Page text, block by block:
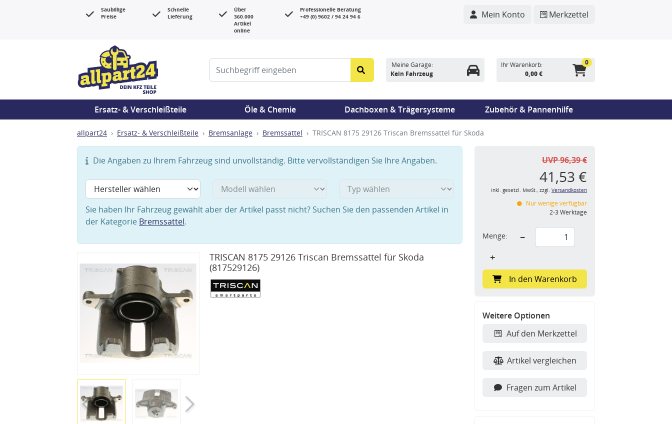
Saubillige
Preise
Schnelle
Lieferung
Über
360.000
Artikel
online
Professionelle Beratung
+49 (0) 9602 / 94 24 94 6
Mein Konto Merkzettel
Meine Garage:
Kein Fahrzeug
Ihr Warenkorb:
0,00 €
0
Ersatz- & Verschleißteile Öle & Chemie Dachboxen & Trägersysteme Zubehör & Pannenhilfe
allpart24 Ersatz- & Verschleißteile Bremsanlage Bremssattel TRISCAN 8175 29126 Triscan Bremssattel für Skoda
Die Angaben zu Ihrem Fahrzeug sind unvollständig. Bitte vervollständigen Sie Ihre Angaben.
Sie haben Ihr Fahrzeug gewählt aber der Artikel passt nicht? Suchen Sie den passenden Artikel in
der Kategorie Bremssattel.
TRISCAN 8175 29126 Triscan Bremssattel für Skoda
(817529126)
UVP 96,39 €
41,53 €
inkl. gesetzl. MwSt., zzgl. Versandkosten
Nur wenige verfügbar
2-3 Werktage
Menge:
−
+
In den Warenkorb
Weitere Optionen
Auf den Merkzettel
Artikel vergleichen
Fragen zum Artikel